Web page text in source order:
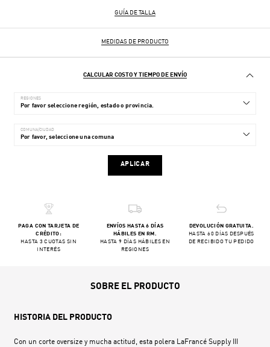
GUÍA DE TALLA
MEDIDAS DE PRODUCTO
CALCULAR COSTO Y TIEMPO DE ENVÍO
REGIONES
COMUNA/CIUDAD
APLICAR
PAGA CON TARJETA DE
CRÉDITO:
HASTA 3 CUOTAS SIN
INTERÉS
ENVÍOS HASTA 6 DÍAS
HÁBILES EN RM.
HASTA 9 DÍAS HÁBILES EN
REGIONES
DEVOLUCIÓN GRATUITA.
HASTA 60 DÍAS DESPUÉS
DE RECIBIDO TU PEDIDO
SOBRE EL PRODUCTO
HISTORIA DEL PRODUCTO
Con un corte oversize y mucha actitud, esta polera LaFrancé Supply III